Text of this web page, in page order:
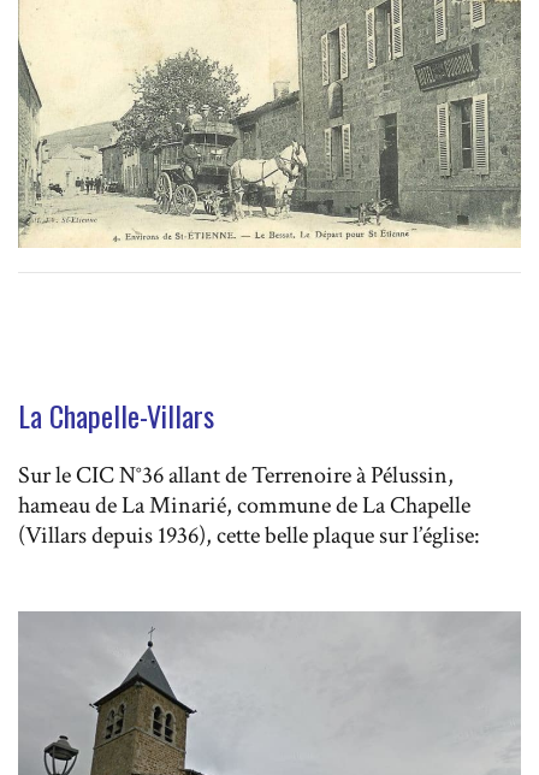
La Chapelle-Villars
Sur le CIC N°36 allant de Terrenoire à Pélussin,
hameau de La Minarié, commune de La Chapelle
(Villars depuis 1936), cette belle plaque sur l’église: